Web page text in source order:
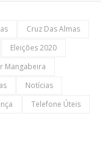
Cruz Das Almas
Eleições 2020
Mangabeira
Notícias
Telefone Úteis